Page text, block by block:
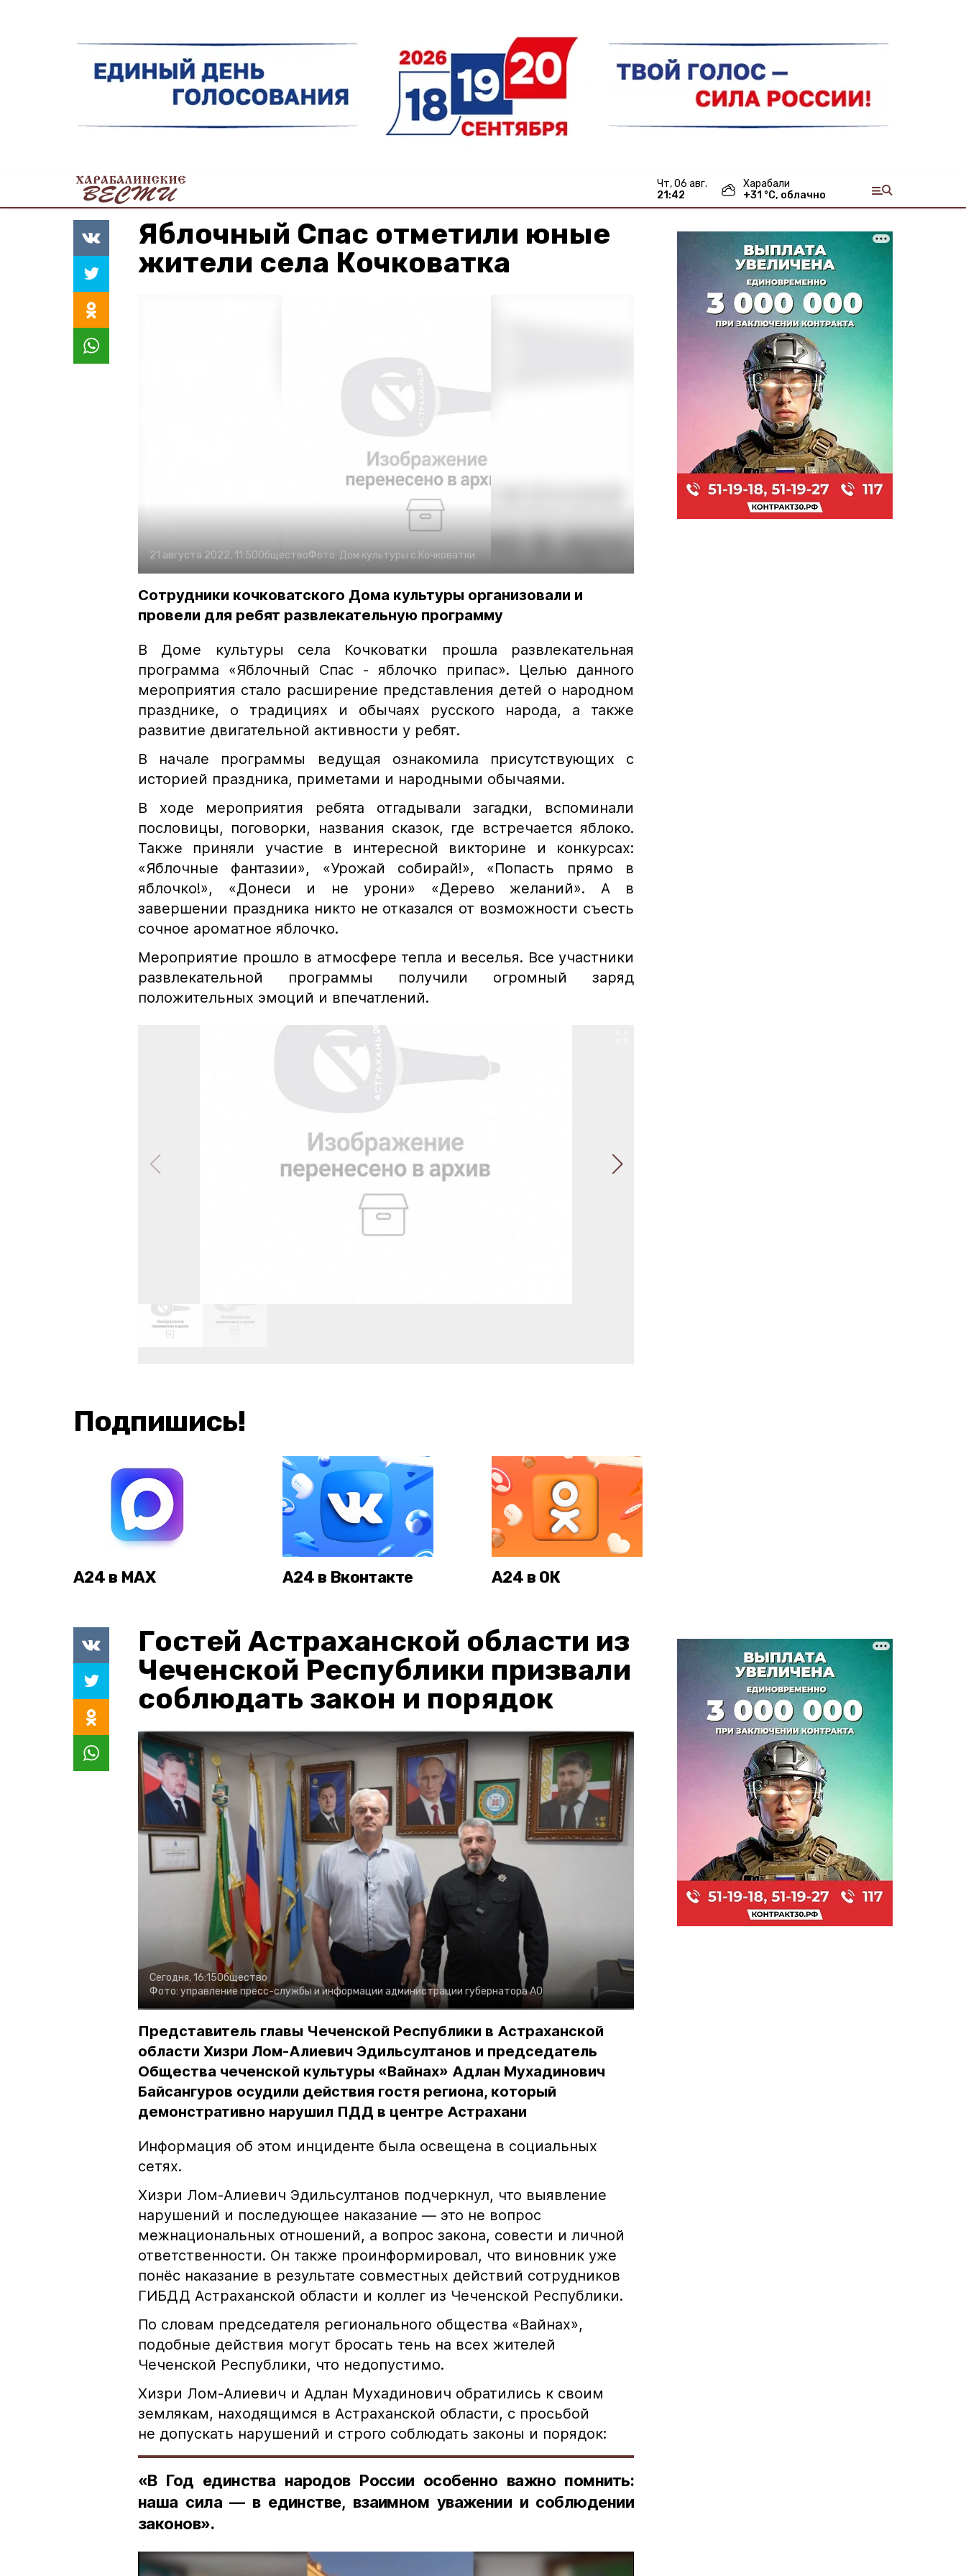
чт, 06 авг.
21:42
Харабали
+31 °С, облачно
Яблочный Спас отметили юные
жители села Кочковатка
21 августа 2022, 11:50ОбществоФото: Дом культуры с.Кочковатки
Сотрудники кочковатского Дома культуры организовали и
провели для ребят развлекательную программу
В Доме культуры села Кочковатки прошла развлекательная
программа «Яблочный Спас - яблочко припас». Целью данного
мероприятия стало расширение представления детей о народном
празднике, о традициях и обычаях русского народа, а также
развитие двигательной активности у ребят.
В начале программы ведущая ознакомила присутствующих с
историей праздника, приметами и народными обычаями.
В ходе мероприятия ребята отгадывали загадки, вспоминали
пословицы, поговорки, названия сказок, где встречается яблоко.
Также приняли участие в интересной викторине и конкурсах:
«Яблочные фантазии», «Урожай собирай!», «Попасть прямо в
яблочко!», «Донеси и не урони» «Дерево желаний». А в
завершении праздника никто не отказался от возможности съесть
сочное ароматное яблочко.
Мероприятие прошло в атмосфере тепла и веселья. Все участники
развлекательной программы получили огромный заряд
положительных эмоций и впечатлений.
Подпишись!
А24 в MAX А24 в Вконтакте А24 в ОК
Гостей Астраханской области из
Чеченской Республики призвали
соблюдать закон и порядок
Сегодня, 16:15Общество
Фото: управление пресс-службы и информации администрации губернатора АО
Представитель главы Чеченской Республики в Астраханской
области Хизри Лом-Алиевич Эдильсултанов и председатель
Общества чеченской культуры «Вайнах» Адлан Мухадинович
Байсангуров осудили действия гостя региона, который
демонстративно нарушил ПДД в центре Астрахани
Информация об этом инциденте была освещена в социальных
сетях.
Хизри Лом-Алиевич Эдильсултанов подчеркнул, что выявление
нарушений и последующее наказание — это не вопрос
межнациональных отношений, а вопрос закона, совести и личной
ответственности. Он также проинформировал, что виновник уже
понёс наказание в результате совместных действий сотрудников
ГИБДД Астраханской области и коллег из Чеченской Республики.
По словам председателя регионального общества «Вайнах»,
подобные действия могут бросать тень на всех жителей
Чеченской Республики, что недопустимо.
Хизри Лом-Алиевич и Адлан Мухадинович обратились к своим
землякам, находящимся в Астраханской области, с просьбой
не допускать нарушений и строго соблюдать законы и порядок:
«В Год единства народов России особенно важно помнить:
наша сила — в единстве, взаимном уважении и соблюдении
законов».